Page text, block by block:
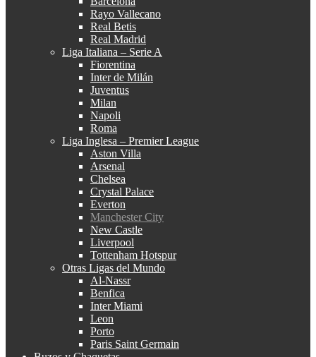
Rayo Vallecano
Real Betis
Real Madrid
Liga Italiana – Serie A
Fiorentina
Inter de Milán
Juventus
Milan
Napoli
Roma
Liga Inglesa – Premier League
Aston Villa
Arsenal
Chelsea
Crystal Palace
Everton
Manchester City
New Castle
Liverpool
Tottenham Hotspur
Otras Ligas del Mundo
Al-Nassr
Benfica
Inter Miami
Leon
Porto
Paris Saint Germain